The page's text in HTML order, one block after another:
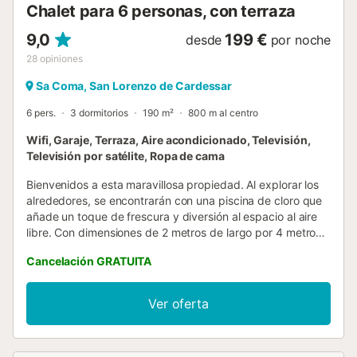
Chalet para 6 personas, con terraza
9,0
28 opiniones
desde 199 € por noche
Sa Coma, San Lorenzo de Cardessar
6 pers. 3 dormitorios 190 m² 800 m al centro
Wifi, Garaje, Terraza, Aire acondicionado, Televisión,
Televisión por satélite, Ropa de cama
Bienvenidos a esta maravillosa propiedad. Al explorar los
alrededores, se encontrarán con una piscina de cloro que
añade un toque de frescura y diversión al espacio al aire
libre. Con dimensiones de 2 metros de largo por 4 metros
metros, la piscina ofrece el escenario perfecto para
refrescarse en los cálidos días de verano. La zona de
entretenimiento al aire libre está diseñada para satisfacer
todos los gustos y ocasiones. Para aquellos que disfrutan
de las reuniones sociales, una barbacoa se presenta como
Cancelación GRATUITA
Ver oferta